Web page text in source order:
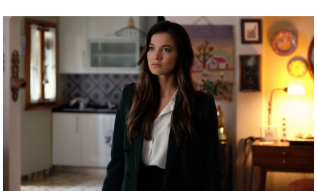
Sara Ruiz
Madrid
Publicado:19 de octubre de 2022, 12:04